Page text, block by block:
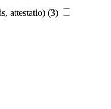
attestatio) (3)